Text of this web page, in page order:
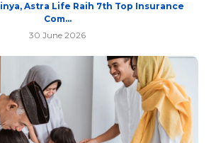
Astra Life Raih 7th Top Insurance
Com...
30 June 2026